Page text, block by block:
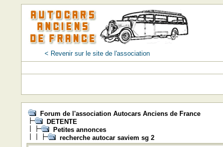
< Revenir sur le site de l'association
Forum de l'association Autocars Anciens de France
DETENTE
Petites annonces
recherche autocar saviem sg 2